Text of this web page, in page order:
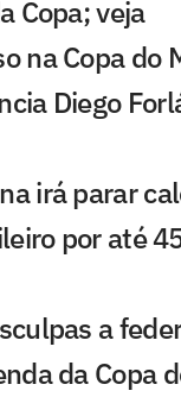
Copa; veja
na Copa do
Diego
irá parar
por até
a
da Copa